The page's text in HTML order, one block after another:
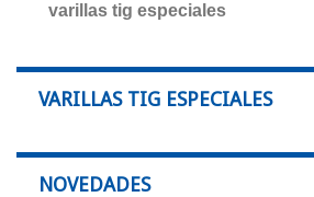
varillas tig especiales
VARILLAS TIG ESPECIALES
NOVEDADES